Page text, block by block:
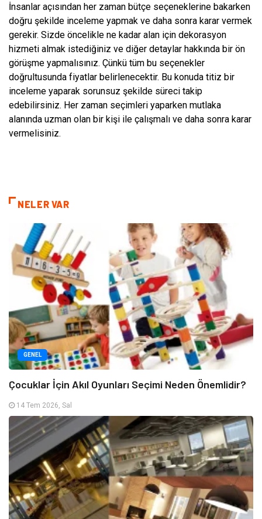
İnsanlar açısından her zaman bütçe seçeneklerine bakarken
doğru şekilde inceleme yapmak ve daha sonra karar vermek
gerekir. Sizde öncelikle ne kadar alan için dekorasyon
hizmeti almak istediğiniz ve diğer detaylar hakkında bir ön
görüşme yapmalısınız. Çünkü tüm bu seçenekler
doğrultusunda fiyatlar belirlenecektir. Bu konuda titiz bir
inceleme yaparak sorunsuz şekilde süreci takip
edebilirsiniz. Her zaman seçimleri yaparken mutlaka
alanında uzman olan bir kişi ile çalışmalı ve daha sonra karar
vermelisiniz.
NELER VAR
GENEL
Çocuklar İçin Akıl Oyunları Seçimi Neden Önemlidir?
14 Tem 2026, Sal